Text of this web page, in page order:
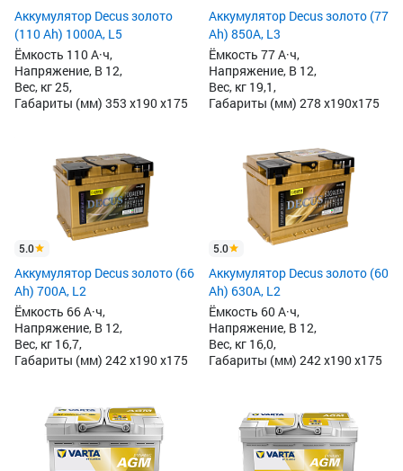
Аккумулятор Decus золото
(110 Ah) 1000A, L5
Ёмкость 110 А·ч,
Напряжение, В 12,
Вес, кг 25,
Габариты (мм) 353 x190 x175
Аккумулятор Decus золото (77
Ah) 850А, L3
Ёмкость 77 А·ч,
Напряжение, В 12,
Вес, кг 19,1,
Габариты (мм) 278 x190x175
5.0
Аккумулятор Decus золото (66
Ah) 700A, L2
Ёмкость 66 А·ч,
Напряжение, В 12,
Вес, кг 16,7,
Габариты (мм) 242 x190 x175
5.0
Аккумулятор Decus золото (60
Ah) 630A, L2
Ёмкость 60 А·ч,
Напряжение, В 12,
Вес, кг 16,0,
Габариты (мм) 242 x190 x175